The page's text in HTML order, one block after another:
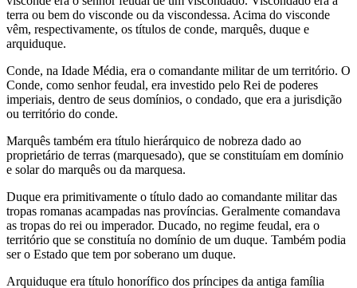
terra ou bem do visconde ou da viscondessa. Acima do visconde
vêm, respectivamente, os títulos de conde, marquês, duque e
arquiduque.
Conde, na Idade Média, era o comandante militar de um território. O
Conde, como senhor feudal, era investido pelo Rei de poderes
imperiais, dentro de seus domínios, o condado, que era a jurisdição
ou território do conde.
Marquês também era título hierárquico de nobreza dado ao
proprietário de terras (marquesado), que se constituíam em domínio
e solar do marquês ou da marquesa.
Duque era primitivamente o título dado ao comandante militar das
tropas romanas acampadas nas províncias. Geralmente comandava
as tropas do rei ou imperador. Ducado, no regime feudal, era o
território que se constituía no domínio de um duque. Também podia
ser o Estado que tem por soberano um duque.
Arquiduque era título honorífico dos príncipes da antiga família